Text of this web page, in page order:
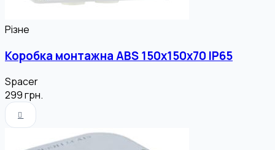
Різне
Коробка монтажна ABS 150x150x70 ІР65
Spacer
299грн.